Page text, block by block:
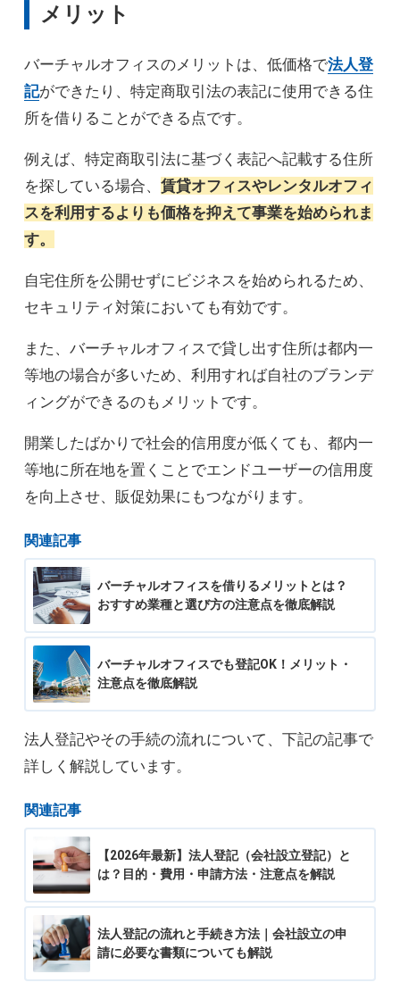
メリット
バーチャルオフィスのメリットは、低価格で法人登
記ができたり、特定商取引法の表記に使用できる住
所を借りることができる点です。
例えば、特定商取引法に基づく表記へ記載する住所
を探している場合、 賃貸オフィスやレンタルオフィ
スを利用するよりも価格を抑えて事業を始められま
す。
自宅住所を公開せずにビジネスを始められるため、
セキュリティ対策においても有効です。
また、バーチャルオフィスで貸し出す住所は都内一
等地の場合が多いため、利用すれば自社のブランデ
ィングができるのもメリットです。
開業したばかりで社会的信用度が低くても、都内一
等地に所在地を置くことでエンドユーザーの信用度
を向上させ、販促効果にもつながります。
関連記事
バーチャルオフィスを借りるメリットとは？
おすすめ業種と選び方の注意点を徹底解説
バーチャルオフィスでも登記OK！メリット・
注意点を徹底解説
法人登記やその手続の流れについて、下記の記事で
詳しく解説しています。
関連記事
【2026年最新】法人登記（会社設立登記）と
は？目的・費用・申請方法・注意点を解説
法人登記の流れと手続き方法｜会社設立の申
請に必要な書類についても解説